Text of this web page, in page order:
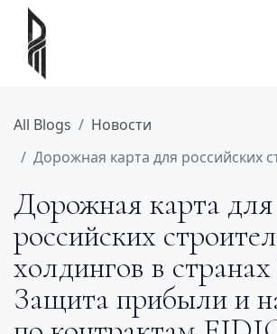
All Blogs
Новости
Дорожная карта для российских строительных холдингов в странах Залива: Защита
Дорожная карта для
российских
холдингов в
Защита прибыли и